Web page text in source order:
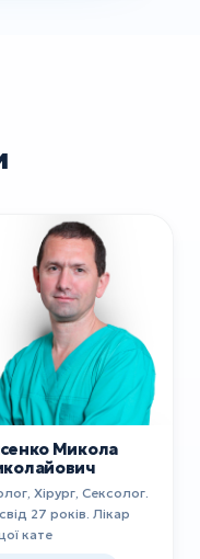
Микола
Хірург, Сексолог.
27 років. Лікар
кате